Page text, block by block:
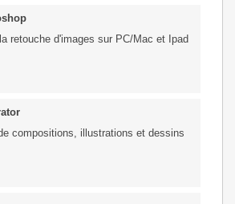
retouche d'images sur PC/Mac et Ipad
compositions, illustrations et dessins